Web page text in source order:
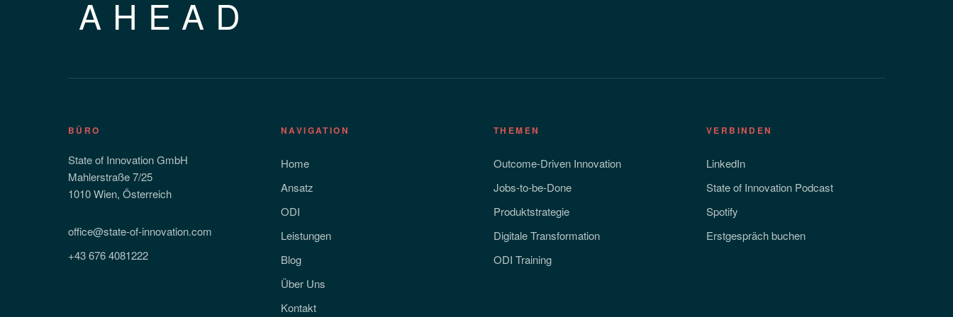
AHEAD
BÜRO
State of Innovation GmbH
Mahlerstraße 7/25
1010 Wien, Österreich
office@state-of-innovation.com
+43 676 4081222
NAVIGATION
Home
Ansatz
ODI
Leistungen
Blog
Über Uns
Kontakt
THEMEN
Outcome-Driven Innovation
Jobs-to-be-Done
Produktstrategie
Digitale Transformation
ODI Training
VERBINDEN
LinkedIn
State of Innovation Podcast
Spotify
Erstgespräch buchen